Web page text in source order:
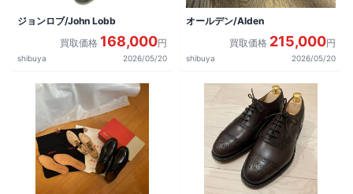
ジョンロブ/John Lobb
買取価格 168,000円
shibuya 2026/05/20
オールデン/Alden
買取価格 215,000円
shibuya 2026/05/20